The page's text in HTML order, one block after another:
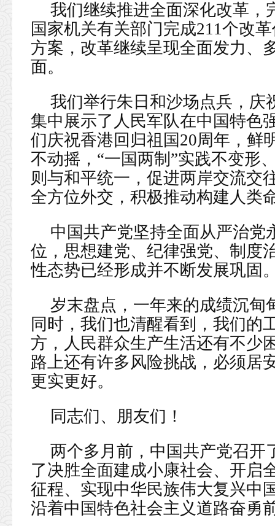
我们继续推进全面深化改革，
国家机关有关部门完成211个改
方案，改革继续呈现全面发力、
面。
我们举行朱日和沙场点兵，庆
集中展示了人民军队在中国特色
们庆祝香港回归祖国20周年，鲜
不动摇，“一国两制”实践不变形
则与和平统一，促进两岸交流交
全方位外交，积极推动构建人类
中国共产党坚持全面从严治党
位，思想建党、纪律强党、制度
性态势已经形成并不断发展巩固
岁末盘点，一年来的成绩沉甸
同时，我们也清醒看到，我们的
方，人民群众生产生活还有不少
路上还有许多风险挑战，必须居
更实更好。
同志们、朋友们！
两个多月前，中国共产党召开
了决胜全面建成小康社会、开启
征程、实现中华民族伟大复兴中
沿着中国特色社会主义道路奋勇